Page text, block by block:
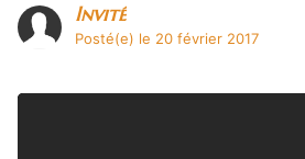
Invité
Posté(e) le 20 février 2017